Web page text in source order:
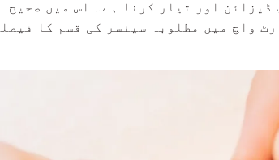
ڈیزائن اور تیار کرنا ہے۔ اس میں صحیح
واچ میں مطلوبہ سینسر کی قسم کا فیصلہ